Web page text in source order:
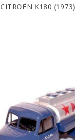
CITROËN K180 (1973)